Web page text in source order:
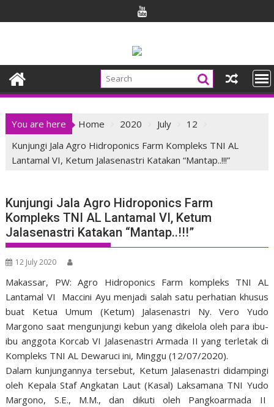
to
You are here Home 2020 July
12
Kunjungi Jala Agro Hidroponics Farm Kompleks TNI AL
Lantamal VI, Ketum Jalasenastri Katakan “Mantap..!!!”
Kunjungi Jala Agro Hidroponics Farm
Kompleks TNI AL Lantamal VI, Ketum
Jalasenastri Katakan “Mantap..!!!”
12 July 2020
Makassar, PW: Agro Hidroponics Farm kompleks TNI AL
Lantamal VI Maccini Ayu menjadi salah satu perhatian khusus
buat Ketua Umum (Ketum) Jalasenastri Ny. Vero Yudo
Margono saat mengunjungi kebun yang dikelola oleh para ibu-
ibu anggota Korcab VI Jalasenastri Armada II yang terletak di
Kompleks TNI AL Dewaruci ini, Minggu (12/07/2020).
Dalam kunjungannya tersebut, Ketum Jalasenastri didampingi
oleh Kepala Staf Angkatan Laut (Kasal) Laksamana TNI Yudo
Margono, S.E., M.M., dan dikuti oleh Pangkoarmada II